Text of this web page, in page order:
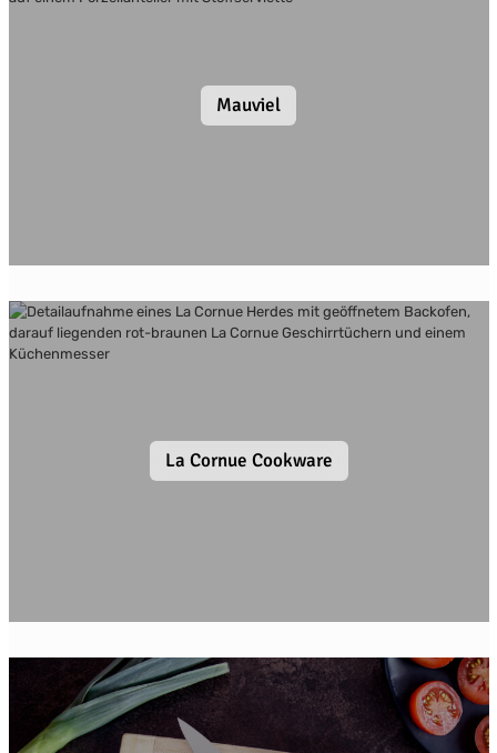
Mauviel
La Cornue Cookware